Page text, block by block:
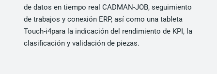
de datos en tiempo real CADMAN-JOB, seguimiento
de trabajos y conexión ERP, así como una tableta
Touch-i4para la indicación del rendimiento de KPI, la
clasificación y validación de piezas.